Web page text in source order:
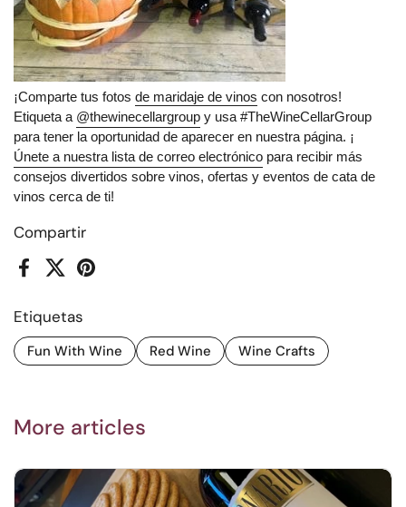
Compartir
FacebookX (Twitter)Pinterest
Etiquetas
Fun With Wine Red Wine Wine Crafts
¡Comparte tus fotos de maridaje de vinos con nosotros!
Etiqueta a @thewinecellargroup y usa #TheWineCellarGroup
para tener la oportunidad de aparecer en nuestra página. ¡
Únete a nuestra lista de correo electrónico para recibir más
consejos divertidos sobre vinos, ofertas y eventos de cata de
vinos cerca de ti!
More articles